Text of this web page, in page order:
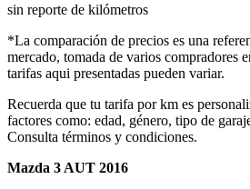
sin reporte de kilómetros
*La comparación de precios es una
mercado, tomada de varios compradores
tarifas aqui presentadas pueden variar.
Recuerda que tu tarifa por km es
factores como: edad, género, tipo de
Consulta términos y condiciones.
Mazda 3 AUT 2016